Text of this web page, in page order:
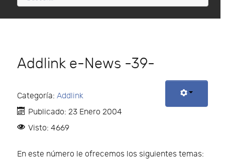
Addlink e-News -39-
Categoría: Addlink
Publicado: 23 Enero 2004
Visto: 4669
En este número le ofrecemos los siguientes temas: